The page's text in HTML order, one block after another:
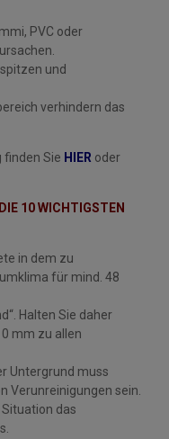
PVC oder
und
verhindern das
finden Sie HIER oder
10 WICHTIGSTEN
in dem zu
für mind. 48
Halten Sie daher
mm zu allen
Untergrund muss
Verunreinigungen sein.
das